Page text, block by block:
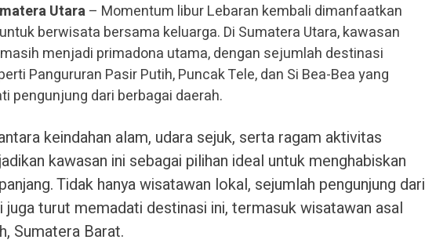
Utara– Momentum libur Lebaran kembali dimanfaatkan
berwisata bersama keluarga. Di Sumatera Utara, kawasan
masih menjadi primadona utama, dengan sejumlah destinasi
Pangururan Pasir Putih, Puncak Tele, dan Si Bea-Bea yang
pengunjung dari berbagai daerah.
keindahan alam, udara sejuk, serta ragam aktivitas
kawasan ini sebagai pilihan ideal untuk menghabiskan
Tidak hanya wisatawan lokal, sejumlah pengunjung dari
juga turut memadati destinasi ini, termasuk wisatawan asal
Sumatera Barat.